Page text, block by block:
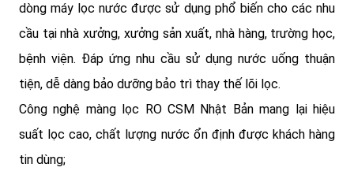
dòng máy lọc nước được sử dụng phổ biến cho các nhu
cầu tại nhà xưởng, xưởng sản xuất, nhà hàng, trường học,
bệnh viện. Đáp ứng nhu cầu sử dụng nước uống thuận
tiện, dễ dàng bảo dưỡng bảo trì thay thế lõi lọc.
Công nghệ màng lọc RO CSM Nhật Bản mang lại hiệu
suất lọc cao, chất lượng nước ổn định được khách hàng
tin dùng;